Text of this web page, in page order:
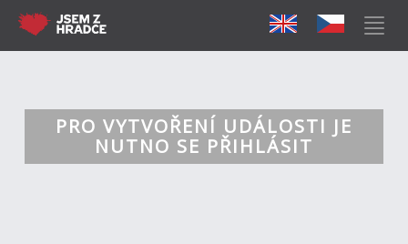
PRO VYTVOŘENÍ UDÁLOSTI JE
NUTNO SE PŘIHLÁSIT